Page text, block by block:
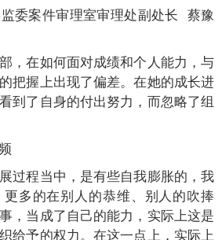
监委案件审理室审理处副处长 蔡豫
，在如何面对成绩和个人能力，与
把握上出现了偏差。在她的成长进
到了自身的付出努力，而忽略了组
过程当中，是有些自我膨胀的，我
多的在别人的恭维、别人的吹捧
，当成了自己的能力，实际上这是
给予的权力。在这一点上，实际上